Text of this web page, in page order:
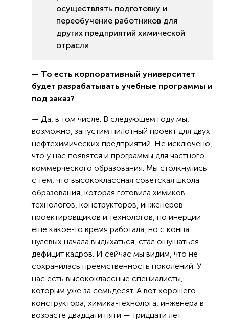
осуществлять подготовку и
переобучение работников для
других предприятий химической
отрасли
— То есть корпоративный университет
будет разрабатывать учебные программы и
под заказ?
— Да, в том числе. В следующем году мы,
возможно, запустим пилотный проект для двух
нефтехимических предприятий. Не исключено,
что у нас появятся и программы для частного
коммерческого образования. Мы столкнулись
с тем, что высококлассная советская школа
образования, которая готовила химиков-
технологов, конструкторов, инженеров-
проектировщиков и технологов, по инерции
еще какое-то время работала, но с конца
нулевых начала выдыхаться, стал ощущаться
дефицит кадров. И сейчас мы видим, что не
сохранилась преемственность поколений. У
нас есть высококлассные специалисты,
которым уже за семьдесят. А вот хорошего
конструктора, химика-технолога, инженера в
возрасте двадцати пяти — тридцати лет